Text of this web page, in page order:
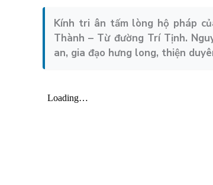
Kính tri ân tấm lòng hộ pháp
Thành – Từ đường Trí Tịnh.
an, gia đạo hưng long, thiện